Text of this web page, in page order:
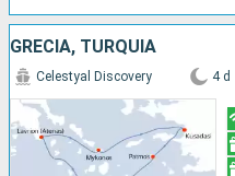
GRECIA, TURQUÍA
Celestyal Discovery 4 d